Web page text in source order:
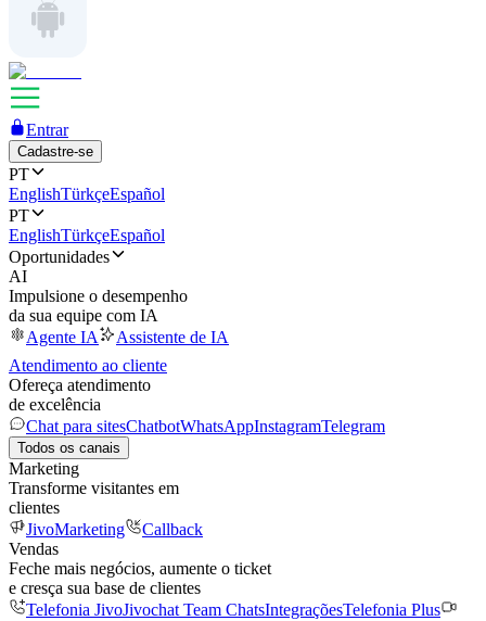
Entrar
Cadastre-se
PT
EnglishTürkçeEspañol
PT
EnglishTürkçeEspañol
Oportunidades
AI
Impulsione o desempenho
da sua equipe com IA
Agente IA
Assistente de IA
Atendimento ao cliente
Ofereça atendimento
de excelência
Chat para sitesChatbotWhatsAppInstagramTelegram
Todos os canais
Marketing
Transforme visitantes em
clientes
JivoMarketing
Callback
Vendas
Feche mais negócios, aumente o ticket
e cresça sua base de clientes
Telefonia JivoJivochat Team ChatsIntegraçõesTelefonia Plus